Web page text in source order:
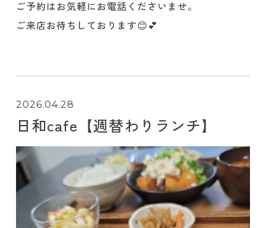
ご予約はお気軽にお電話くださいませ。
ご来店お待ちしております😊💕
2026.04.28
日和cafe【週替わりランチ】